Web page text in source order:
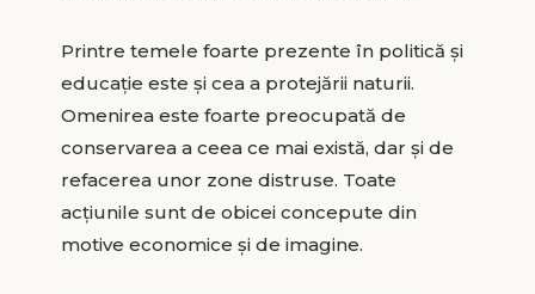
Printre temele foarte prezente în politică și
educație este și cea a protejării naturii.
Omenirea este foarte preocupată de
conservarea a ceea ce mai există, dar și de
refacerea unor zone distruse. Toate
acțiunile sunt de obicei concepute din
motive economice și de imagine.